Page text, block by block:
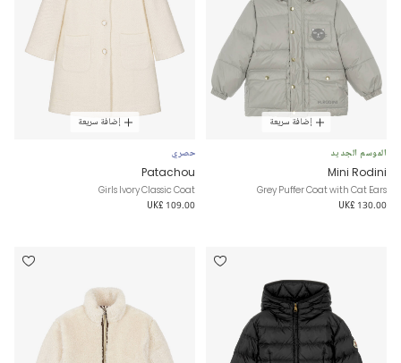
إضافة سريعة
الموسم الجديد
Mini Rodini
Grey Puffer Coat with Cat Ears
UK£ 130.00
إضافة سريعة
حصري
Patachou
Girls Ivory Classic Coat
UK£ 109.00